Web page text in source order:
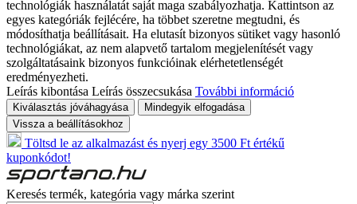
technológiák használatát saját maga szabályozhatja. Kattintson az
egyes kategóriák fejlécére, ha többet szeretne megtudni, és
módosíthatja beállításait. Ha elutasít bizonyos sütiket vagy hasonló
technológiákat, az nem alapvető tartalom megjelenítését vagy
szolgáltatásaink bizonyos funkcióinak elérhetetlenségét
eredményezheti.
Leírás kibontása Leírás összecsukása További információ
Kiválasztás jóváhagyása
Mindegyik elfogadása
Vissza a beállításokhoz
Töltsd le az alkalmazást és nyerj egy 3500 Ft értékű
kuponkódot!
Keresés termék, kategória vagy márka szerint